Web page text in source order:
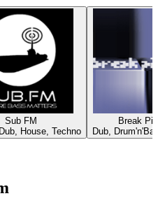
Sub FM
House, Techno
Break
Dub,